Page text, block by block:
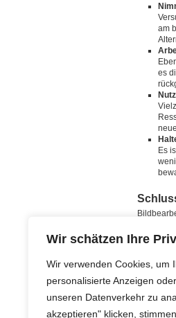
Wir schätzen Ihre
Wir verwenden Cookies, um
personalisierte Anzeigen
unseren Datenverkehr zu
akzeptieren" klicken,
am
es
Es
Denke
Ein